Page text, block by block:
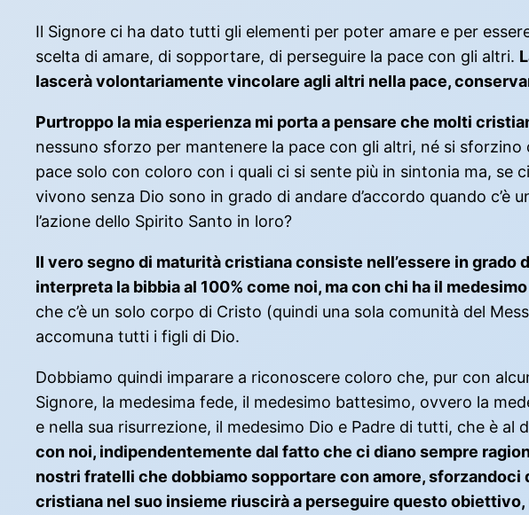
Il Signore ci ha dato tutti gli elementi per poter amare e per
scelta di amare, di sopportare, di perseguire la pace con gli altri.
lascerà volontariamente vincolare agli altri nella pace,
Purtroppo la mia esperienza mi porta a pensare che molti
nessuno sforzo per mantenere la pace con gli altri, né si
pace solo con coloro con i quali ci si sente più in sintonia ma, se
vivono senza Dio sono in grado di andare d’accordo quando
l’azione dello Spirito Santo in loro?
Il vero segno di maturità cristiana consiste nell’essere in grado
interpreta la bibbia al 100% come noi, ma con chi ha il
che c’è un solo corpo di Cristo (quindi una sola comunità del
accomuna tutti i figli di Dio.
Dobbiamo quindi imparare a riconoscere coloro che, pur con
Signore, la medesima fede, il medesimo battesimo, ovvero la
e nella sua risurrezione, il medesimo Dio e Padre di tutti, che è
con noi, indipendentemente dal fatto che ci diano sempre
nostri fratelli che dobbiamo sopportare con amore,
cristiana nel suo insieme riuscirà a perseguire questo